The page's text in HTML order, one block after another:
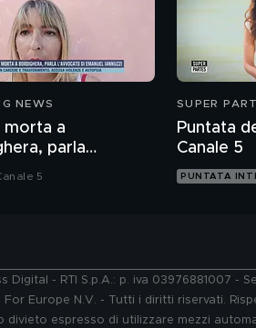
NEWS
morta a
parla
di Emanuel
5
SUPER
Puntata
Canale 5
PUNTATA
Digital - RTI S.p.A.: p. iva 03976881007
Europe N.V. - Tutti i diritti riservati.
divieto espresso di utilizzare mezzi